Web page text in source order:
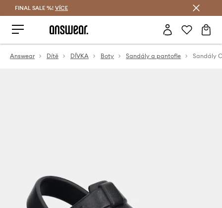
FINAL SALE %! VÍCE
Answear Dítě DÍVKA Boty Sandály a pantofle